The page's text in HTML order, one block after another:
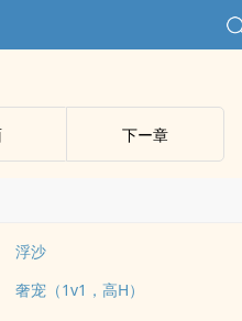
下ー章
浮沙
奢宠（1v1，高H）